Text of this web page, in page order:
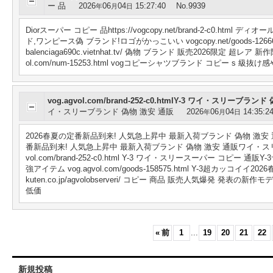
ー 品
2026年06月04日 15:27:40 No.9939
Diorスーパー コピー 品https://vogcopy.net/brand-2-c0.html ディオ
ド,ワンピース偽 ブランド!ロゴがかっこいい vogcopy.net/goods-
balenciaga690c.vietnhat.tv/ 偽物 ブランド 販売2026限定 超レア 新
ol.com/num-15253.html vogコピーシャツブランド コピー s 級抜け
vog.agvol.com/brand-252-c0.htmlY-3 ワイ・スリーブランド
イ・スリーブランド 偽物 激安 通販
2026年06月04日 14:35:24
2026春夏の定番新品到来! 人気急上昇中 最新入荷ブランド 偽物 激
番新品到来! 人気急上昇中 最新入荷ブランド 偽物 激安 通販ワイ・
vol.com/brand-252-c0.html Y-3 ワイ・スリースーパー コピー 通販
強アイテム vog.agvol.com/goods-158575.html Y-3超カッコイイ
kuten.co.jp/agvolobserveri/ コピー 商品 販売人気爆発 発表の新作
低価
« 前 1 ... 19 20 21 22
新規投稿